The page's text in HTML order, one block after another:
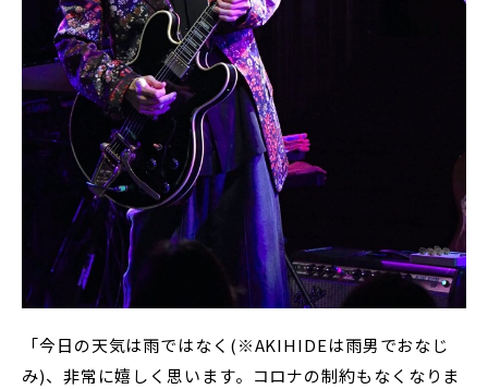
「今日の天気は雨ではなく(※AKIHIDEは雨男でおなじ
み)、非常に嬉しく思います。コロナの制約もなくなりま